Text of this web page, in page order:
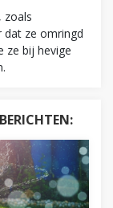
zoals
ze omringd
ze bij hevige